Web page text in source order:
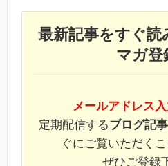
最新記事をすぐ
マガ登
メールアドレス
定期配信するブログ記
ぐにご覧いただく
ぜひご登録